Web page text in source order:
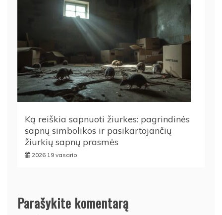
Ką reiškia sapnuoti žiurkes: pagrindinės
sapnų simbolikos ir pasikartojančių
žiurkių sapnų prasmės
2026 19 vasario
Parašykite komentarą